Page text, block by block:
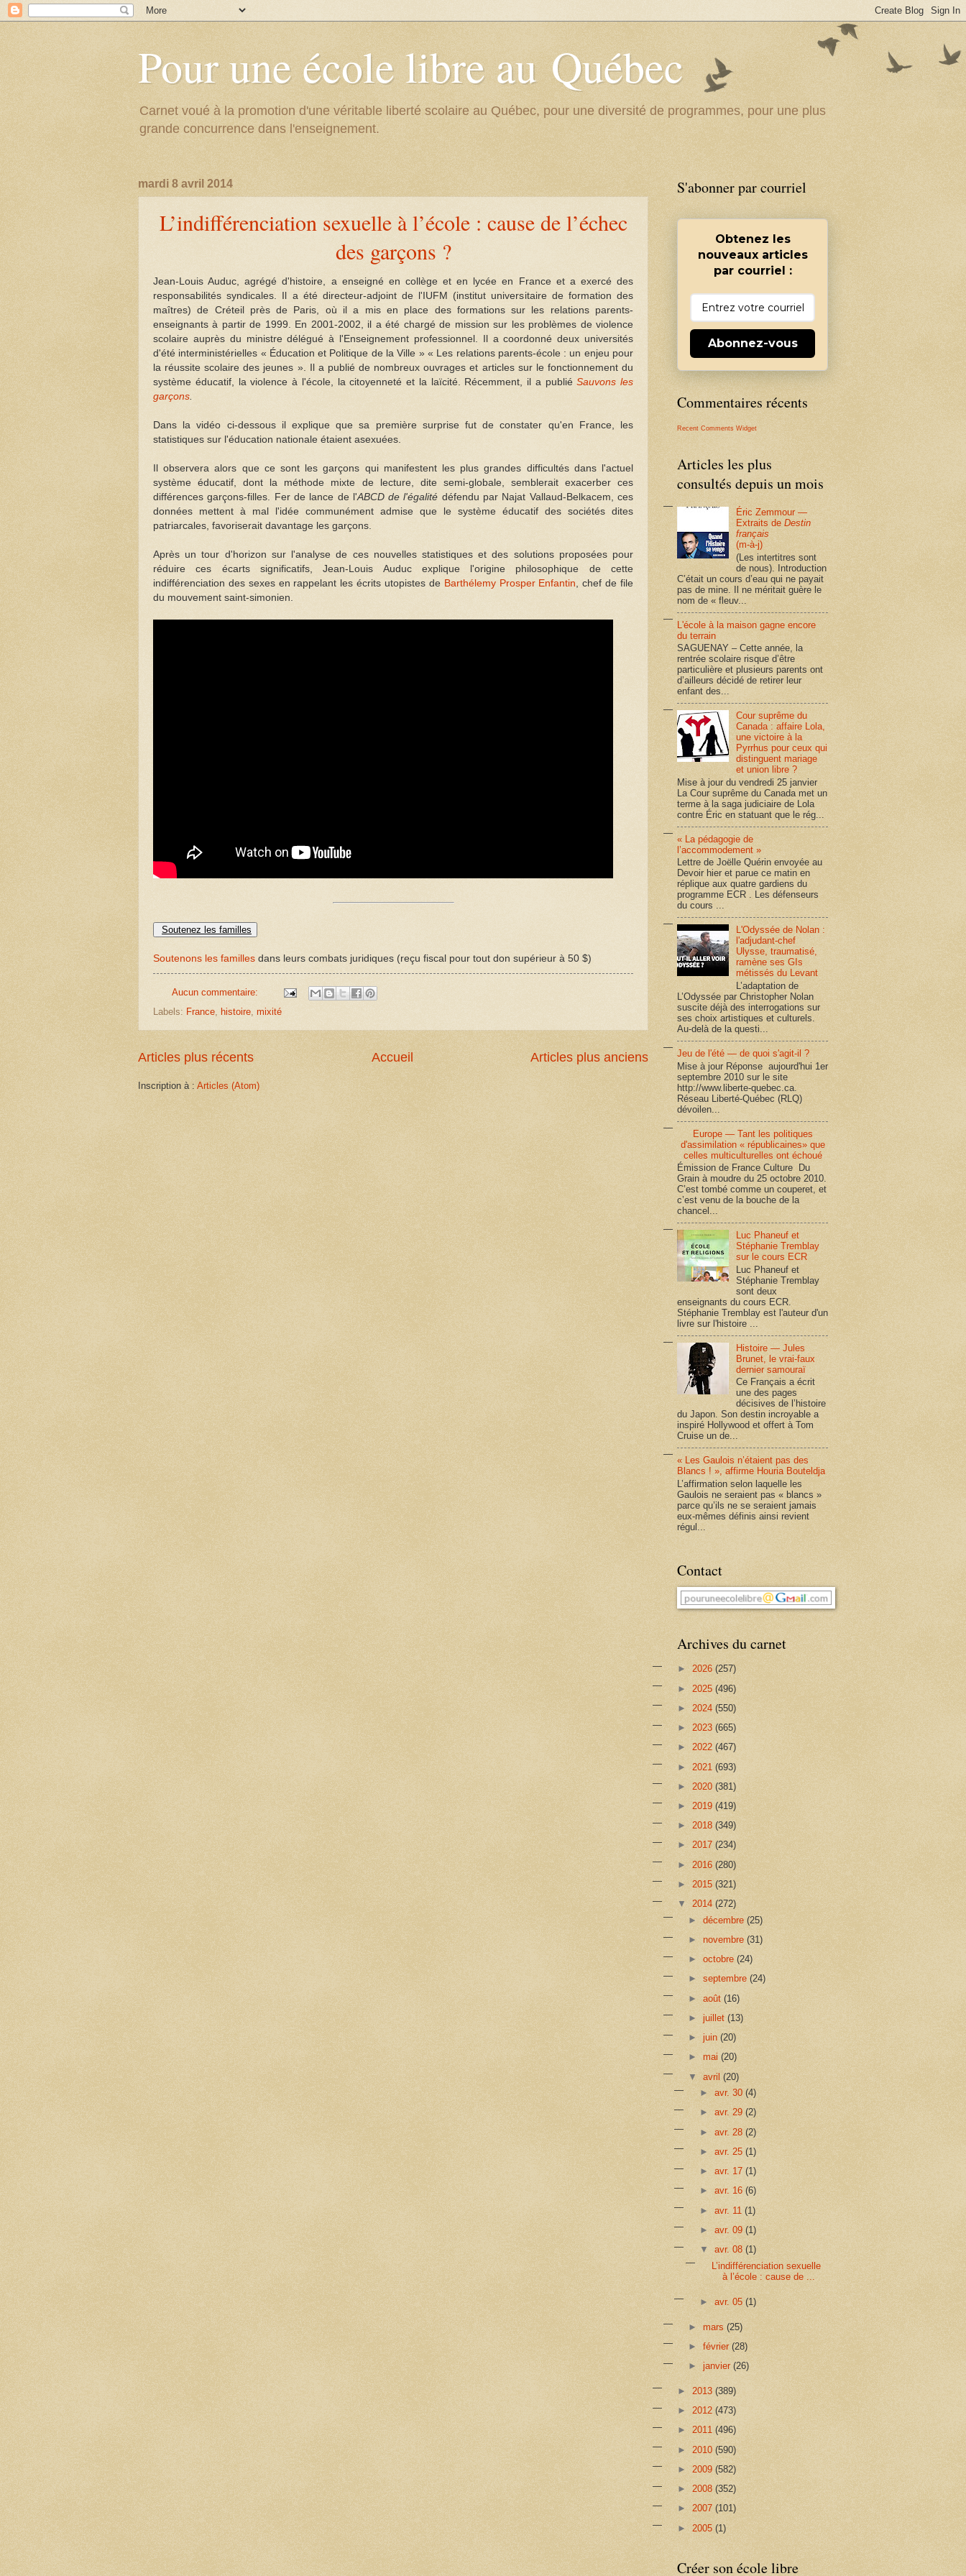
Pour une école libre au Québec
Carnet voué à la promotion d'une véritable liberté scolaire au Québec, pour une diversité de programmes, pour une plus
grande concurrence dans l'enseignement.
mardi 8 avril 2014
L’indifférenciation sexuelle à l’école : cause de l’échec
des garçons ?
Jean-Louis Auduc, agrégé d'histoire, a enseigné en collège et en lycée en France et a exercé des
responsabilités syndicales. Il a été directeur-adjoint de l'IUFM (institut universitaire de formation des
maîtres) de Créteil près de Paris, où il a mis en place des formations sur les relations parents-
enseignants à partir de 1999. En 2001-2002, il a été chargé de mission sur les problèmes de violence
scolaire auprès du ministre délégué à l'Enseignement professionnel. Il a coordonné deux universités
d'été interministérielles « Éducation et Politique de la Ville » « Les relations parents-école : un enjeu pour
la réussite scolaire des jeunes ». Il a publié de nombreux ouvrages et articles sur le fonctionnement du
système éducatif, la violence à l'école, la citoyenneté et la laïcité. Récemment, il a publiéSauvons les
garçons
Dans la vidéo ci-dessous il explique que sa première surprise fut de constater qu'en France, les
statistiques sur l'éducation nationale étaient asexuées.
Il observera alors que ce sont les garçons qui manifestent les plus grandes difficultés dans l'actuel
système éducatif, dont la méthode mixte de lecture, dite semi-globale, semblerait exacerber ces
différences garçons-filles. Fer de lance de l'ABCD de l'égalité défendu par Najat Vallaud-Belkacem, ces
données mettent à mal l'idée communément admise que le système éducatif des sociétés dites
patriarcales, favoriserait davantage les garçons.
Après un tour d'horizon sur l'analyse de ces nouvelles statistiques et des solutions proposées pour
réduire ces écarts significatifs, Jean-Louis Auduc explique l'origine philosophique de cette
indifférenciation des sexes en rappelant les écrits utopistes de Barthélemy Prosper Enfantin , chef de file
du mouvement saint-simonien.
Soutenez les familles
Soutenons les familles dans leurs combats juridiques (reçu fiscal pour tout don supérieur à 50 $)
Aucun commentaire:
Labels: France histoire mixité
Articles plus récents Articles plus anciens
Accueil
Inscription à : Articles (Atom)
S'abonner par courriel
Obtenez les
nouveaux articles
par courriel :
Abonnez-vous
Commentaires récents
Recent Comments Widget
Articles les plus
consultés depuis un mois
Éric Zemmour —
Extraits deDestin
français
(m-à-j)
(Les intertitres sont
de nous). Introduction
C’était un cours d’eau qui ne payait
pas de mine. Il ne méritait guère le
nom de « fleuv...
L'école à la maison gagne encore
du terrain
SAGUENAY – Cette année, la
rentrée scolaire risque d’être
particulière et plusieurs parents ont
d’ailleurs décidé de retirer leur
enfant des...
Cour suprême du
Canada : affaire Lola,
une victoire à la
Pyrrhus pour ceux qui
distinguent mariage
et union libre ?
Mise à jour du vendredi 25 janvier
La Cour suprême du Canada met un
terme à la saga judiciaire de Lola
contre Éric en statuant que le rég...
« La pédagogie de
l’accommodement »
Lettre de Joëlle Quérin envoyée au
Devoir hier et parue ce matin en
réplique aux quatre gardiens du
programme ECR . Les défenseurs
du cours ...
L'Odyssée de Nolan :
l'adjudant-chef
Ulysse, traumatisé,
ramène ses GIs
métissés du Levant
L’adaptation de
L’Odyssée par Christopher Nolan
suscite déjà des interrogations sur
ses choix artistiques et culturels.
Au-delà de la questi...
Jeu de l'été — de quoi s'agit-il ?
Mise à jour Réponse aujourd'hui 1er
septembre 2010 sur le site
http://www.liberte-quebec.ca.
Réseau Liberté-Québec (RLQ)
dévoilen...
Europe — Tant les politiques
d'assimilation « républicaines» que
celles multiculturelles ont échoué
Émission de France Culture Du
Grain à moudre du 25 octobre 2010.
C’est tombé comme un couperet, et
c’est venu de la bouche de la
chancel...
Luc Phaneuf et
Stéphanie Tremblay
sur le cours ECR
Luc Phaneuf et
Stéphanie Tremblay
sont deux
enseignants du cours ECR.
Stéphanie Tremblay est l'auteur d'un
livre sur l'histoire ...
Histoire — Jules
Brunet, le vrai-faux
dernier samouraï
Ce Français a écrit
une des pages
décisives de l’histoire
du Japon. Son destin incroyable a
inspiré Hollywood et offert à Tom
Cruise un de...
« Les Gaulois n’étaient pas des
Blancs ! », affirme Houria Bouteldja
L’affirmation selon laquelle les
Gaulois ne seraient pas « blancs »
parce qu’ils ne se seraient jamais
eux-mêmes définis ainsi revient
régul...
Contact
Archives du carnet
► 2026 (257)
► 2025 (496)
► 2024 (550)
► 2023 (665)
► 2022 (467)
► 2021 (693)
► 2020 (381)
► 2019 (419)
► 2018 (349)
► 2017 (234)
► 2016 (280)
► 2015 (321)
▼ 2014 (272)
►décembre(25)
►novembre(31)
►octobre(24)
►septembre(24)
►août(16)
►juillet(13)
►juin(20)
►mai(20)
▼avril(20)
► avr. 30 (4)
► avr. 29 (2)
► avr. 28 (2)
► avr. 25 (1)
► avr. 17 (1)
► avr. 16 (6)
► avr. 11 (1)
► avr. 09 (1)
▼ avr. 08 (1)
L’indifférenciation sexuelle
à l’école : cause de ...
► avr. 05 (1)
►mars(25)
►février(28)
►janvier(26)
► 2013 (389)
► 2012 (473)
► 2011 (496)
► 2010 (590)
► 2009 (582)
► 2008 (352)
► 2007 (101)
► 2005 (1)
Créer son école libre